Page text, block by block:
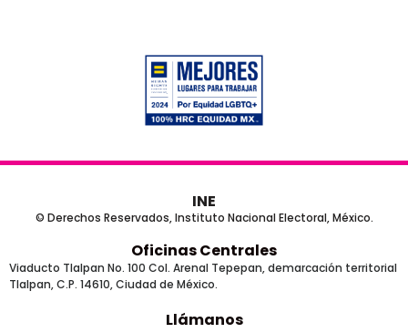
INE
© Derechos Reservados, Instituto Nacional Electoral, México.
Oficinas Centrales
Viaducto Tlalpan No. 100 Col. Arenal Tepepan, demarcación territorial
Tlalpan, C.P. 14610, Ciudad de México.
Llámanos